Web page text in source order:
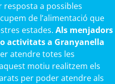
a possibles
de l’alimentació que
estades. Als menjadors
activitats a Granyanella
atendre totes les
motiu realitzem els
per poder atendre als